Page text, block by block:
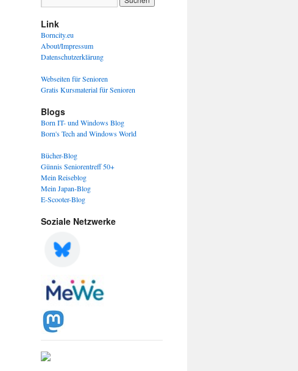
Link
Borncity.eu
About/Impressum
Datenschutzerklärung
Webseiten für Senioren
Gratis Kursmaterial für Senioren
Blogs
Born IT- und Windows Blog
Born's Tech and Windows World
Bücher-Blog
Günnis Seniorentreff 50+
Mein Reiseblog
Mein Japan-Blog
E-Scooter-Blog
Soziale Netzwerke